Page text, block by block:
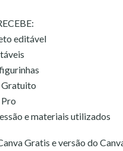
editável
Gratuito
e materiais utilizados
Gratis e versão do